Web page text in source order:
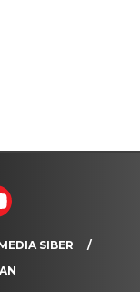
SIBER